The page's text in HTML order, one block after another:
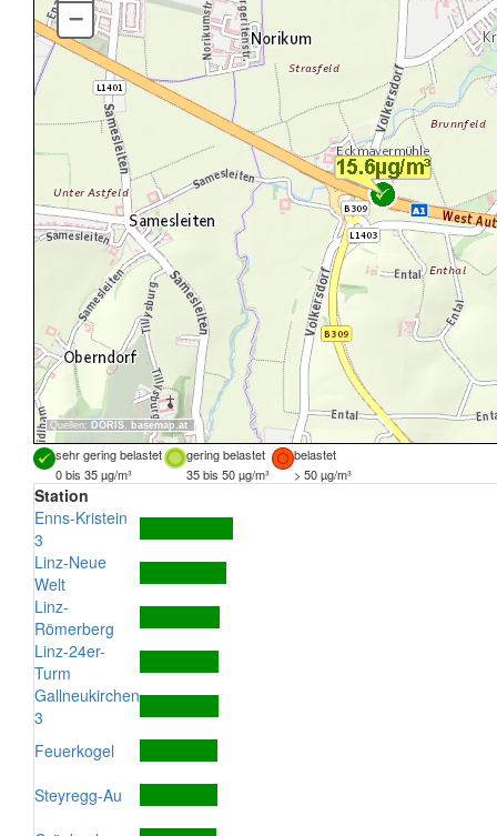
Quellen: DORIS, basemap.at
–
sehr gering belastet gering belastet
belastet
0 bis 35 µg/m³
35 bis 50 µg/m³ > 50 µg/m³
Station
Enns-Kristein
3
Linz-Neue
Welt
Linz-
Römerberg
Linz-24er-
Turm
Gallneukirchen
3
Feuerkogel
Steyregg-Au